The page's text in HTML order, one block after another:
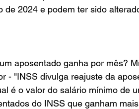
de 2024 e podem ter sido
aposentado ganha por mês?
- "INSS divulga reajuste da
é o valor do salário mínimo de
do INSS que ganham